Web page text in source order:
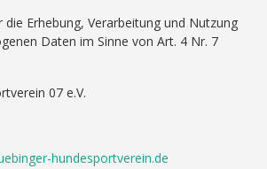
Erhebung, Verarbeitung und Nutzung
Daten im Sinne von Art. 4 Nr. 7
07 e.V.
hundesportverein.de